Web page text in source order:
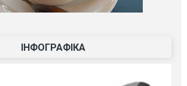
ІНФОГРАФІКА